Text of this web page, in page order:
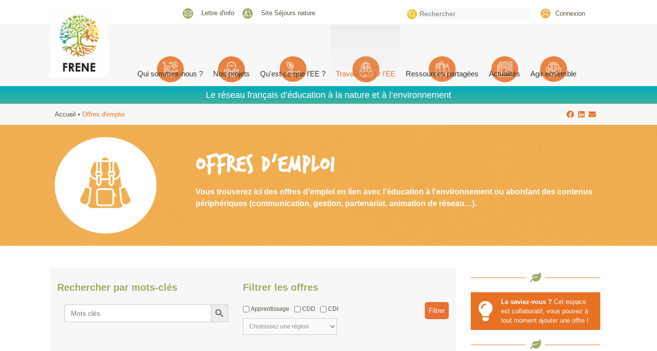
Lettre d'info Site Séjours nature
Search
for:
Connexion
Qui sommes-nous ? Nos projets Qu'est-ce que l'EE ? Travailler pour l'EE Ressources partagées Actualités Agir ensemble
Le réseau français d’éducation à la nature et à l’environnement
Accueil • Offres d'emploi
OFFRES D'EMPLOI
Vous trouverez ici des offres d’emploi en lien avec l’éducation à l’environnement ou abordant des contenus
périphériques (communication, gestion, partenariat, animation de réseau…).
Rechercher par mots-clés
Search
for:
Search Button
Filtrer les offres
Apprentissage CDD CDI Filtrer
Le saviez-vous ? Cet espace
est collaboratif, vous pouvez à
tout moment ajouter une offre !